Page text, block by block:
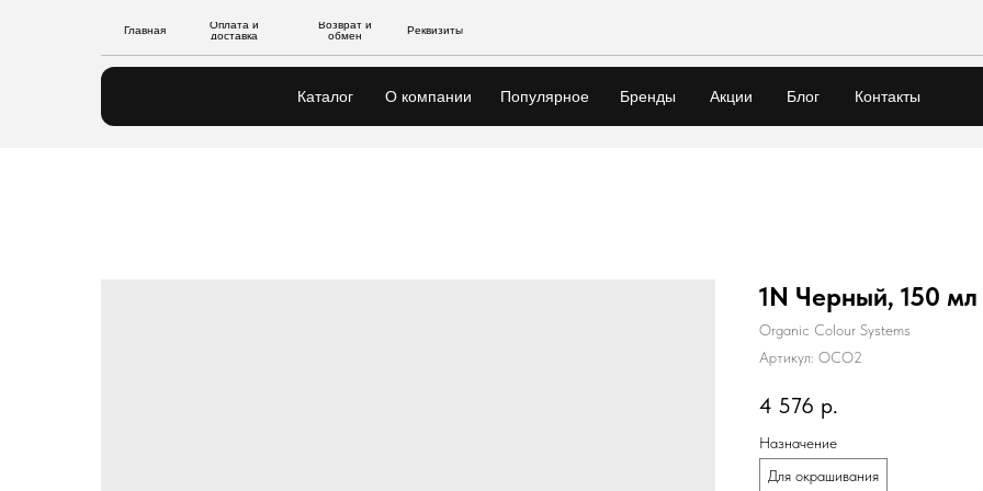
Блог
Реквизиты
Оплата и
доставка
Возврат и
обмен
Главная
Каталог О компании Контакты
Популярное Бренды Акции
1N Черный, 150 мл
Organic Colour Systems
Артикул: OCO2
4 576 р.
Назначение
Для окрашивания